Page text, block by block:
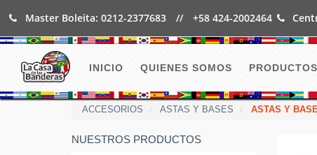
Master Boleita: 0212-2377683 // +58 424-2002464
INICIO QUIENES SOMOS PRODUCTOS
ACCESORIOS ASTAS Y BASES ASTAS Y
NUESTROS PRODUCTOS